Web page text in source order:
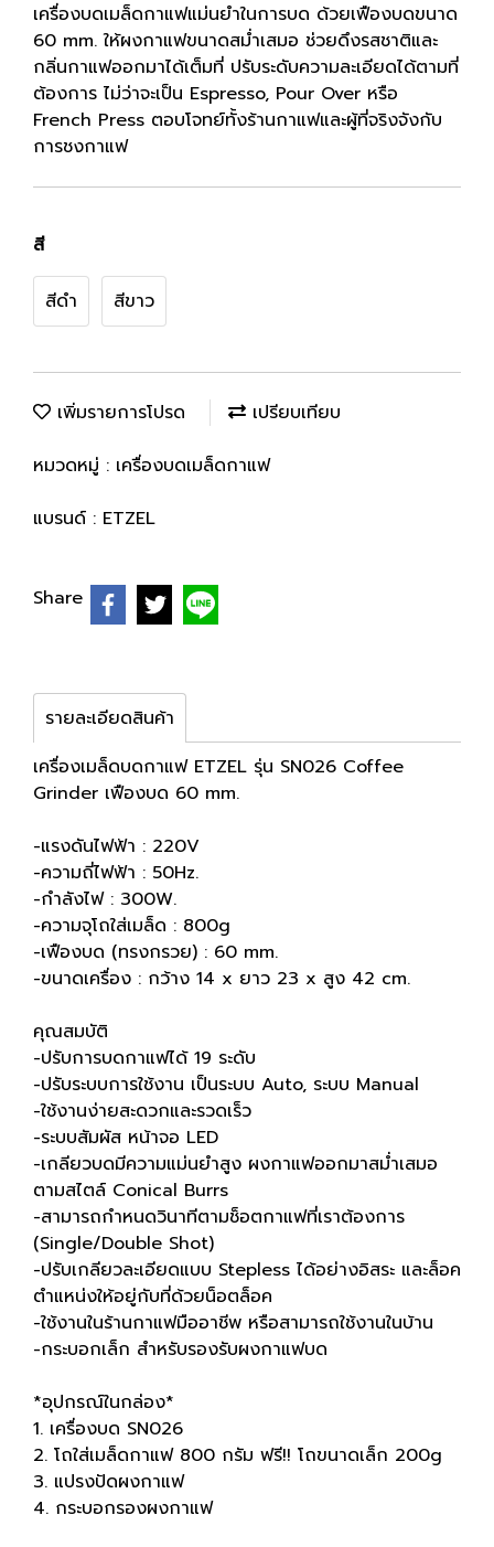
เครื่องบดเมล็ดกาแฟแม่นยำในการบด ด้วยเฟืองบดขนาด
60 mm. ให้ผงกาแฟขนาดสม่ำเสมอ ช่วยดึงรสชาติและ
กลิ่นกาแฟออกมาได้เต็มที่ ปรับระดับความละเอียดได้ตามที่
ต้องการ ไม่ว่าจะเป็น Espresso, Pour Over หรือ
French Press ตอบโจทย์ทั้งร้านกาแฟและผู้ที่จริงจังกับ
การชงกาแฟ
สี
สีดำ สีขาว
เพิ่มรายการโปรด
เปรียบเทียบ
หมวดหมู่ : เครื่องบดเมล็ดกาแฟ
แบรนด์ : ETZEL
Share
รายละเอียดสินค้า
เครื่องเมล็ดบดกาแฟ ETZEL รุ่น SN026 Coffee
Grinder เฟืองบด 60 mm.
-แรงดันไฟฟ้า : 220V
-ความถี่ไฟฟ้า : 50Hz.
-กำลังไฟ : 300W.
-ความจุโถใส่เมล็ด : 800g
-เฟืองบด (ทรงกรวย) : 60 mm.
-ขนาดเครื่อง : กว้าง 14 x ยาว 23 x สูง 42 cm.
คุณสมบัติ
-ปรับการบดกาแฟได้ 19 ระดับ
-ปรับระบบการใช้งาน เป็นระบบ Auto, ระบบ Manual
-ใช้งานง่ายสะดวกและรวดเร็ว
-ระบบสัมผัส หน้าจอ LED
-เกลียวบดมีความแม่นยำสูง ผงกาแฟออกมาสม่ำเสมอ
ตามสไตล์ Conical Burrs
-สามารถกำหนดวินาทีตามช็อตกาแฟที่เราต้องการ
(Single/Double Shot)
-ปรับเกลียวละเอียดแบบ Stepless ได้อย่างอิสระ และล็อค
ตำแหน่งให้อยู่กับที่ด้วยน็อตล็อค
-ใช้งานในร้านกาแฟมืออาชีพ หรือสามารถใช้งานในบ้าน
-กระบอกเล็ก สำหรับรองรับผงกาแฟบด
*อุปกรณ์ในกล่อง*
1. เครื่องบด SN026
2. โถใส่เมล็ดกาแฟ 800 กรัม ฟรี!! โถขนาดเล็ก 200g
3. แปรงปัดผงกาแฟ
4. กระบอกรองผงกาแฟ